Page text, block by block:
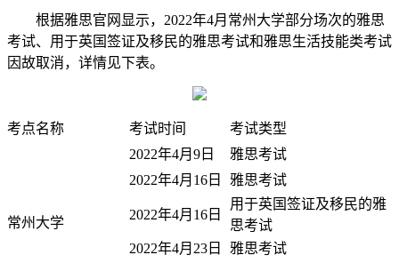
根据雅思官网显示，2022年4月常州大学部分场次的雅思
考试、用于英国签证及移民的雅思考试和雅思生活技能类考试
因故取消，详情见下表。
考点名称 考试时间 考试类型
常州大学
2022年4月9日
雅思考试
2022年4月16日
雅思考试
2022年4月16日
用于英国签证及移民的雅
思考试
2022年4月23日
雅思考试